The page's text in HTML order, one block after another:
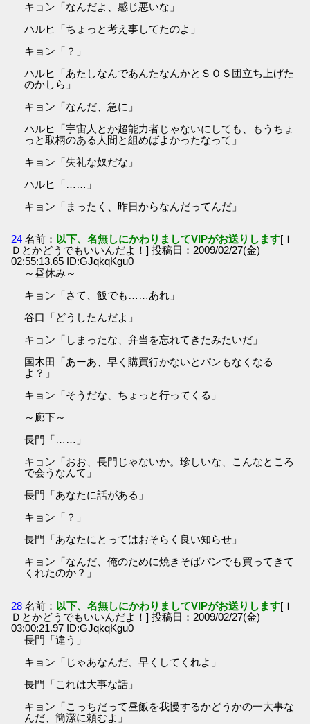
キョン「なんだよ、感じ悪いな」
ハルヒ「ちょっと考え事してたのよ」
キョン「？」
ハルヒ「あたしなんであんたなんかとＳＯＳ団立ち上げた
のかしら」
キョン「なんだ、急に」
ハルヒ「宇宙人とか超能力者じゃないにしても、もうちょ
っと取柄のある人間と組めばよかったなって」
キョン「失礼な奴だな」
ハルヒ「……」
キョン「まったく、昨日からなんだってんだ」
24 名前： 以下、名無しにかわりましてVIPがお送りします[Ｉ
Ｄとかどうでもいいんだよ！] 投稿日：2009/02/27(金)
02:55:13.65 ID:GJqkqKgu0
～昼休み～
キョン「さて、飯でも……あれ」
谷口「どうしたんだよ」
キョン「しまったな、弁当を忘れてきたみたいだ」
国木田「あーあ、早く購買行かないとパンもなくなる
よ？」
キョン「そうだな、ちょっと行ってくる」
～廊下～
長門「……」
キョン「おお、長門じゃないか。珍しいな、こんなところ
で会うなんて」
長門「あなたに話がある」
キョン「？」
長門「あなたにとってはおそらく良い知らせ」
キョン「なんだ、俺のために焼きそばパンでも買ってきて
くれたのか？」
28 名前： 以下、名無しにかわりましてVIPがお送りします[Ｉ
Ｄとかどうでもいいんだよ！] 投稿日：2009/02/27(金)
03:00:21.97 ID:GJqkqKgu0
長門「違う」
キョン「じゃあなんだ、早くしてくれよ」
長門「これは大事な話」
キョン「こっちだって昼飯を我慢するかどうかの一大事な
んだ、簡潔に頼むよ」